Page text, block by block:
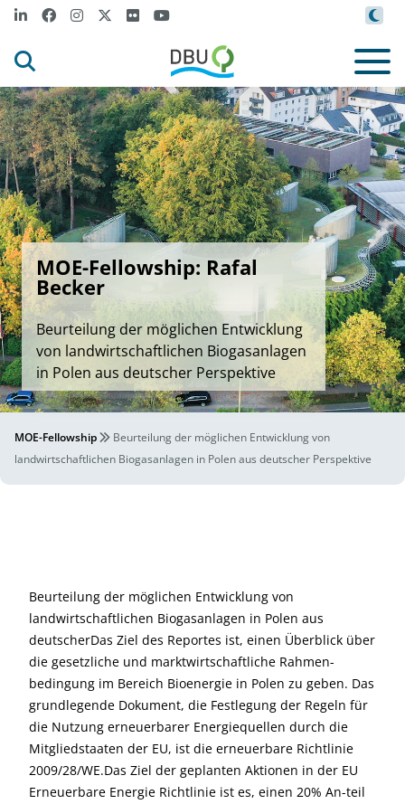
MOE-Fellowship: Rafal
Becker
Beurteilung der möglichen Entwicklung
von landwirtschaftlichen Biogasanlagen
in Polen aus deutscher Perspektive
MOE-Fellowship
Beurteilung der möglichen Entwicklung von
landwirtschaftlichen Biogasanlagen in Polen aus deutscher Perspektive
Beurteilung der möglichen Entwicklung von
landwirtschaftlichen Biogasanlagen in Polen aus
deutscherDas Ziel des Reportes ist, einen Überblick über
die gesetzliche und marktwirtschaftliche Rahmen-
bedingung im Bereich Bioenergie in Polen zu geben. Das
grundlegende Dokument, die Festlegung der Regeln für
die Nutzung erneuerbarer Energiequellen durch die
Mitgliedstaaten der EU, ist die erneuerbare Richtlinie
2009/28/WE.Das Ziel der geplanten Aktionen in der EU
Erneuerbare Energie Richtlinie ist es, einen 20% An-teil